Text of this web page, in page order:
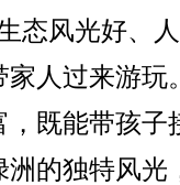
态风光好、
人过来游玩
，既能带孩子
的独特风光